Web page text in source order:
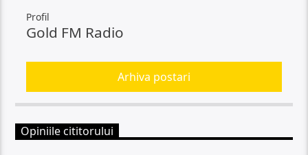
Profil
Gold FM Radio
Arhiva postari
Opiniile cititorului